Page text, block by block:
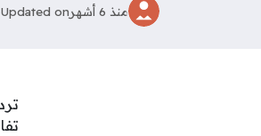
منذ 6 أشهر Updated on